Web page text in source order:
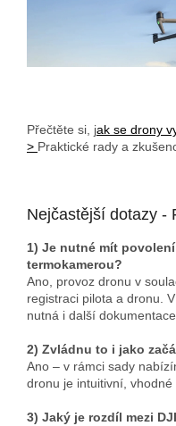
Přečtěte si, jak se drony
> Praktické rady a
Nejčastější dotazy -
1) Je nutné mít
termokamerou?
Ano, provoz dronu v
registraci pilota a dronu.
nutná i další
2) Zvládnu to i jako
Ano – v rámci sady
dronu je intuitivní,
3) Jaký je rozdíl mezi